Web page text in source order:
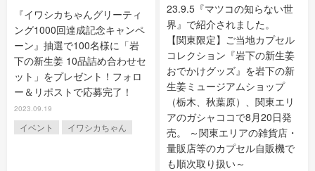
『イワシカちゃんグリーティ
ング1000回達成記念キャンペ
ーン』抽選で100名様に「岩
下の新生姜 10品詰め合わせセ
ット」をプレゼント！フォロ
ー＆リポストで応募完了！
2023.09.19
イベント イワシカちゃん
23.9.5『マツコの知らない世
界』で紹介されました。
【関東限定】ご当地カプセル
コレクション『岩下の新生姜
おでかけグッズ』を岩下の新
生姜ミュージアムショップ
（栃木、秋葉原）、関東エリ
アのガシャココで8月20日発
売。 ～関東エリアの雑貨店・
量販店等のカプセル自販機で
も順次取り扱い～